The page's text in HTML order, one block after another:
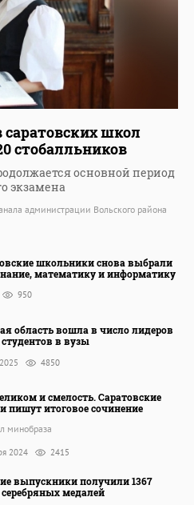
школ
стобалльников
основной период
экзамена
администрации Вольского района
школьники снова выбрали
математику и информатику
950
область вошла в число лидеров
в вузы
4850
и смелость. Саратовские
пишут итоговое сочинение
минобраза
2024 2415
выпускники получили 1367
медалей